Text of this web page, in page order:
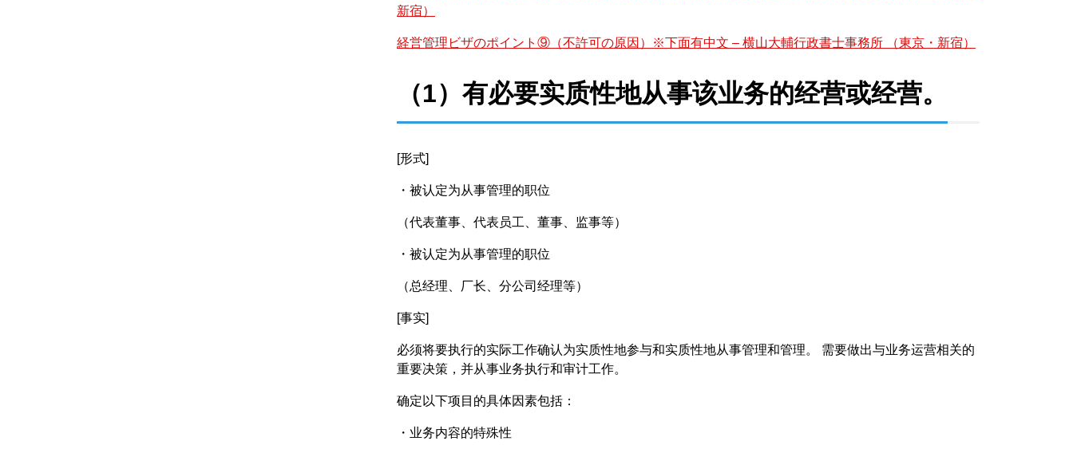
新宿）
経営管理ビザのポイント⑨（不許可の原因）※下面有中文 – 横山大輔行政書士事務所 （東京・新宿）
（1）有必要实质性地从事该业务的经营或经营。
[形式]
・被认定为从事管理的职位
（代表董事、代表员工、董事、监事等）
・被认定为从事管理的职位
（总经理、厂长、分公司经理等）
[事实]
必须将要执行的实际工作确认为实质性地参与和实质性地从事管理和管理。 需要做出与业务运营相关的
重要决策，并从事业务执行和审计工作。
确定以下项目的具体因素包括：
・业务内容的特殊性